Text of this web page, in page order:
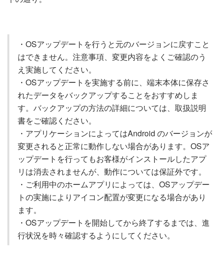
・OSアップデートを行うと元のバージョンに戻すこと
はできません。注意事項、変更内容をよくご確認のう
え実施してください。
・OSアップデートを実施する前に、端末本体に保存さ
れたデータをバックアップすることをおすすめしま
す。バックアップの方法の詳細については、取扱説明
書をご確認ください。
・アプリケーションによってはAndroid のバージョンが
変更されると正常に動作しない場合があります。OSア
ップデートを行ってもお客様がインストールしたアプ
リは消去されませんが、動作については保証外です。
・ご利用中のホームアプリによっては、OSアップデー
トの実施によりアイコン配置が変更になる場合があり
ます。
・OSアップデートを開始してから終了するまでは、進
行状況を時々確認するようにしてください。